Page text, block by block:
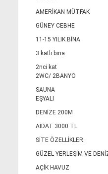
AMERİKAN MÜTFAK
GÜNEY CEBHE
11-15 YILIK BİNA
3 katlı bina
2nci kat
2WC/ 2BANYO
SAUNA
EŞYALI
DENİZE 200M
AİDAT 3000 TL
SİTE ÖZELLİKLER:
GÜZEL YERLEŞİM VE
AÇİK HAVUZ